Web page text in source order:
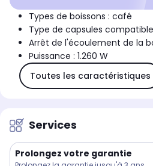
Types de boissons : café
Type de capsules
Arrêt de l'écoulement de la
Puissance : 1.260 W
Toutes les caractéristiques
Services
Prolongez votre garantie